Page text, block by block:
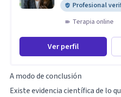
Profesional
Terapia online
Ver perfil
A modo de conclusión
Existe evidencia científica de lo